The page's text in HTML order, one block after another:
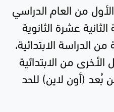
من العام الدراسي
عشرة الثانوية
من الدراسة الابتدائية،
من الابتدائية
بُعد (أون لاين) للحد